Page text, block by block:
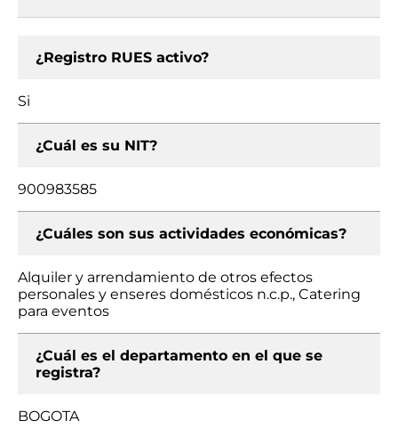
¿Registro RUES activo?
Si
¿Cuál es su NIT?
900983585
¿Cuáles son sus actividades económicas?
Alquiler y arrendamiento de otros efectos
personales y enseres domésticos n.c.p., Catering
para eventos
¿Cuál es el departamento en el que se
registra?
BOGOTA